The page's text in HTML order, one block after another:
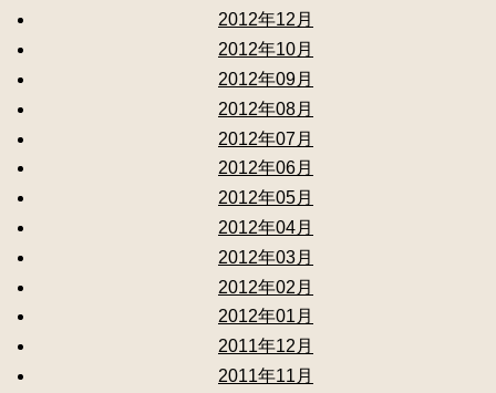
2012年12月
2012年10月
2012年09月
2012年08月
2012年07月
2012年06月
2012年05月
2012年04月
2012年03月
2012年02月
2012年01月
2011年12月
2011年11月